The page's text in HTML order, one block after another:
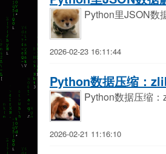
Python里JSON数
2026-02-23 16:11:44
Python数据压缩：
Python数据压缩
2026-02-21 11:16:10